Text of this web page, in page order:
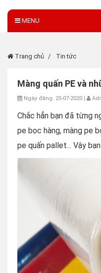
MENU
Trang chủ Tin tức
Màng quấn PE và
Ngày đăng: 25-07-2020 |
Chắc hẳn bạn đã từng
pe bọc hàng, màng pe
pe quấn pallet... Vậy